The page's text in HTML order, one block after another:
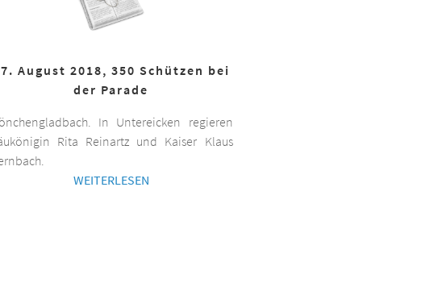
August 2018, 350 Schützen bei
der Parade
In Untereicken regieren
Rita Reinartz und Kaiser Klaus
WEITERLESEN